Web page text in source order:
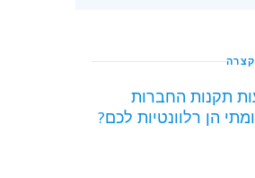
תקנות החברות
הן רלוונטיות לכם?